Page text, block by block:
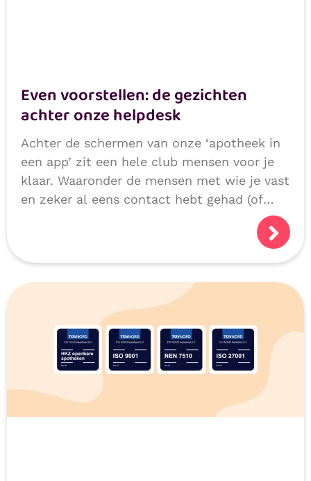
Even voorstellen: de gezichten
achter onze helpdesk
Achter de schermen van onze ‘apotheek in
een app’ zit een hele club mensen voor je
klaar. Waaronder de mensen met wie je vast
en zeker al eens contact hebt gehad (of